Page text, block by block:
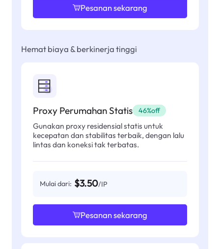
Pesanan sekarang
Hemat biaya & berkinerja tinggi
Proxy Perumahan Statis 46%off
Gunakan proxy residensial statis untuk
kecepatan dan stabilitas terbaik, dengan lalu
lintas dan koneksi tak terbatas.
Mulai dari: $3.50/IP
Pesanan sekarang